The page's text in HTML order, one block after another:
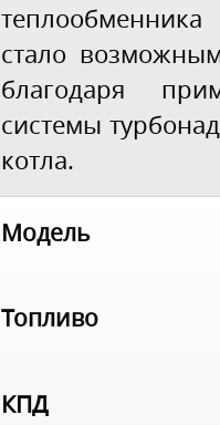
стало
благодаря
системы
котла.
Модель
Топливо
КПД